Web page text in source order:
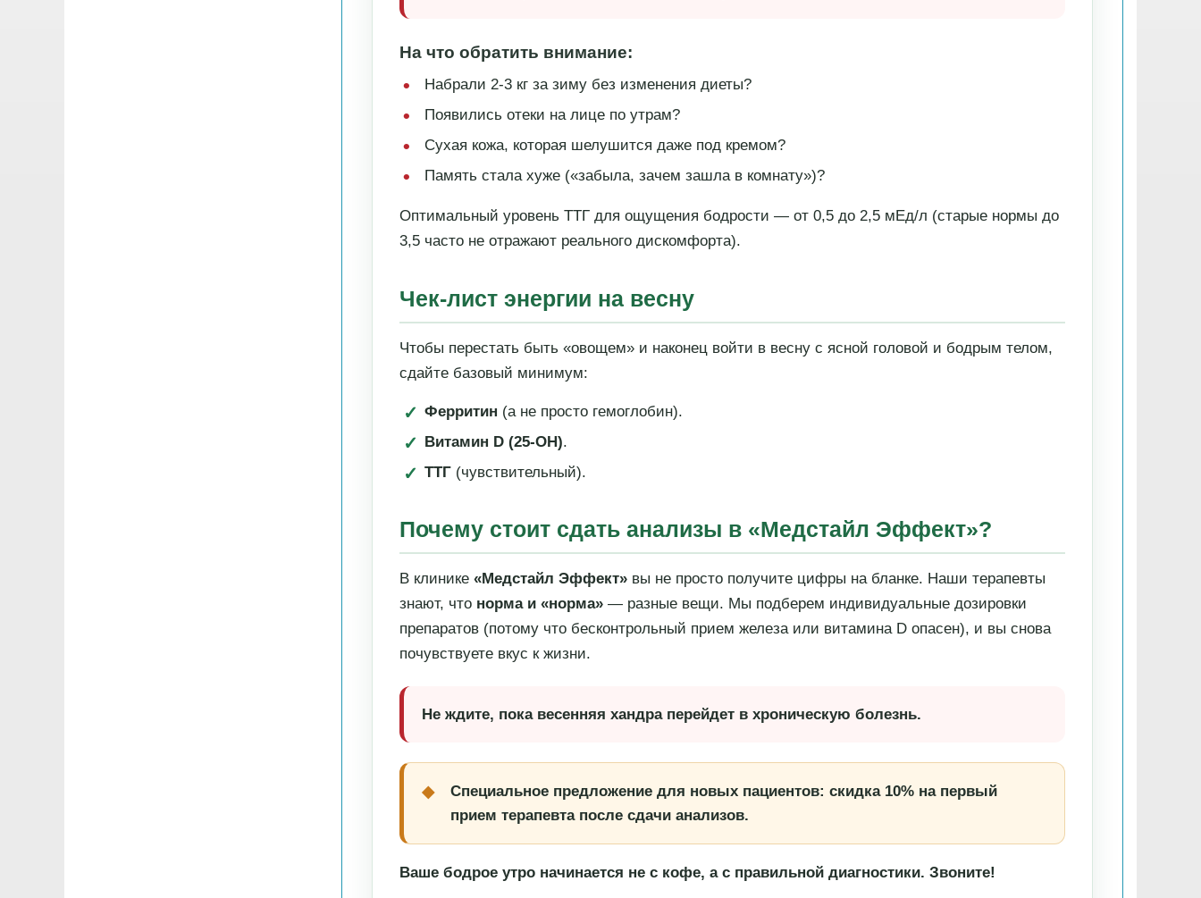
На что обратить внимание:
Набрали 2-3 кг за зиму без изменения диеты?
Появились отеки на лице по утрам?
Сухая кожа, которая шелушится даже под кремом?
Память стала хуже («забыла, зачем зашла в комнату»)?
Оптимальный уровень ТТГ для ощущения бодрости — от 0,5 до 2,5 мЕд/л (старые нормы до
3,5 часто не отражают реального дискомфорта).
Чек-лист энергии на весну
Чтобы перестать быть «овощем» и наконец войти в весну с ясной головой и бодрым телом,
сдайте базовый минимум:
Ферритин (а не просто гемоглобин).
Витамин D (25-OH).
ТТГ (чувствительный).
Почему стоит сдать анализы в «Медстайл Эффект»?
В клинике «Медстайл Эффект» вы не просто получите цифры на бланке. Наши терапевты
знают, что норма и «норма» — разные вещи. Мы подберем индивидуальные дозировки
препаратов (потому что бесконтрольный прием железа или витамина D опасен), и вы снова
почувствуете вкус к жизни.
Не ждите, пока весенняя хандра перейдет в хроническую болезнь.
Специальное предложение для новых пациентов: скидка 10% на первый
прием терапевта после сдачи анализов.
Ваше бодрое утро начинается не с кофе, а с правильной диагностики. Звоните!